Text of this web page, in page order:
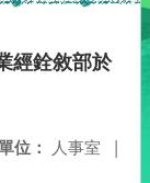
經銓敘部於
位： 人事室 |